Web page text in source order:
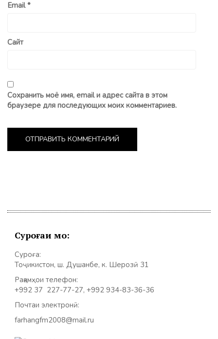
Email*
Сайт
Сохранить моё имя, email и адрес сайта в этом
браузере для последующих моих комментариев.
Суроғаи мо:
Суроға:
Тоҷикистон, ш. Душанбе, к. Шерозӣ 31
Рақамҳои телефон:
+992 37 227-77-27, +992 934-83-36-36
Почтаи электронӣ:
farhangfm2008@mail.ru